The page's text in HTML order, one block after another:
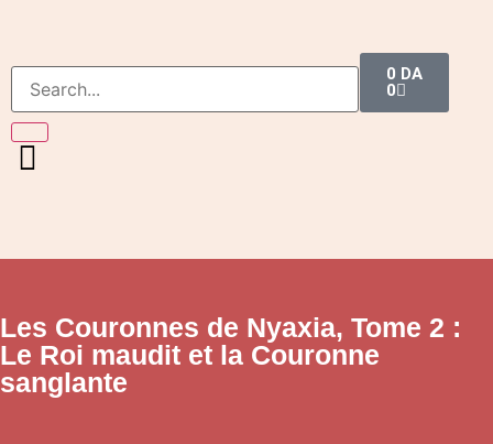
0 DA
0
Les Couronnes de Nyaxia, Tome 2 :
Le Roi maudit et la Couronne
sanglante